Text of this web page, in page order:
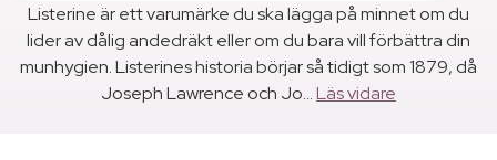
Listerine är ett varumärke du ska lägga på minnet om du
lider av dålig andedräkt eller om du bara vill förbättra din
munhygien. Listerines historia börjar så tidigt som 1879, då
Joseph Lawrence och Jo...Läs vidare